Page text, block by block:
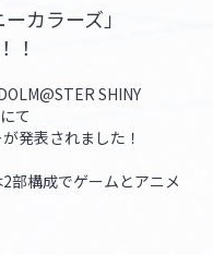
カラーズ」
！
SHINY
て
発表されました！
部構成でゲームとアニメ